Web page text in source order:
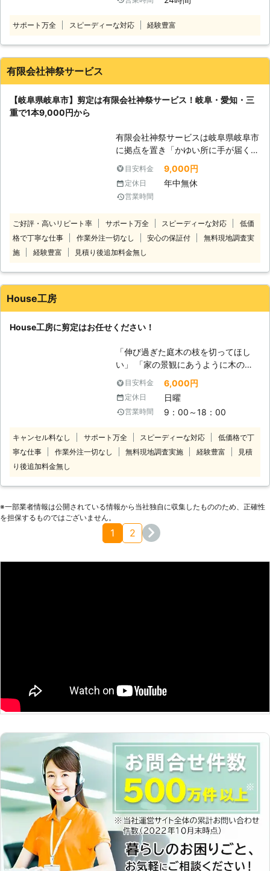
葉を散らすことのない常緑広葉樹。
これら木の種類によっては剪定をおこ
なう時期や剪定の仕方も変わってきま
す。 弊社では、プロならではの知識
でこれらの木の性質を見極め、効率よ
ご希望でしたら、庭木の剪定時期に関
するアドバイスなどもいたしますの
で、お庭の剪定で何かありましたら、
●しっかりとしたヒアリングでご希望
のお庭を提供！ お庭は近隣の方や通
行人の目に触れる場所ですので、常に
キレイにしておきたい箇所ですよね。
そのため、どこをどう剪定したいの
か、お客様が思い描くお庭の形がある
なお客様が思い描いているお庭に少し
でも近づけるよう、打ち合わせ時のヒ
アリングには力を入れております。
今までのお客様からのご依頼で培って
きた実績を活かし、見晴らしの良い美
しいお庭を提供いたしますので、弊社
ーンガーデン」は愛知県内を中心に営
業しております。 対応エリア内での
出張費は無料で対応していますので、
お庭の剪定をご希望でしたら弊社まで
ご相談ください。
県・三重県・滋賀県のお客様からの剪
作業につきましては、高い技術や知識
ご依頼しやすくなるよう、リーズナブ
おりますので、「剪定するついでに伐
採もお願いしたい」「庭にハチの巣が
あるから剪定する機会にハチ駆除も
お願いしたい」ともしお考えの際はそ
ちらもご利用ください。
サポート万全 スピーディーな対応 経験豊富
有限会社神祭サービス
【岐阜県岐阜市】剪定は有限会社神祭サービス！岐阜・愛知・三
重で1本9,000円から
有限会社神祭サービスは岐阜県岐阜市
に拠点を置き「かゆい所に手が届く」
気のきいた作業をしています。 「庭
木が大きく育ちすぎて自分で対処でき
ない」 「忙しく、剪定する時間をと
れなくて……」 このように剪定業者を
さい。 【剪定1本9,000円（税込）か
ら対応】 庭木の剪定は1本9,000円か
ら承っています。「剪定って高いイメ
て依頼するのに悩む」というお客様で
料の現地調査も実施しているため、現
地で植木を確認してから見積もり料金
て、どんなお客様にも満足いただける
よう作業いたします。 【岐阜県・愛
知県・三重県まで最短即日駆けつ
け！】 拠点である岐阜県での対応は
もちろんのこと、近郊の愛知県や三重
県エリアまで出張駆けつけします。最
るので、お急ぎのときにもご連絡くだ
さい。 【剪定から枝の処分までお任
お客様のお手を煩わすことなく、剪定
のでご安心ください。 作業当日、お
仕事や用事があって立ち合いが出来な
目安料金 9,000円
定休日 年中無休
営業時間
ご好評・高いリピート率 サポート万全 スピーディーな対応
低価
格で丁寧な仕事
作業外注一切なし 安心の保証付
無料現地調査実
施
経験豊富 見積り後追加料金無し
House工房
House工房に剪定はお任せください！
「伸び過ぎた庭木の枝を切ってほし
い」 「家の景観にあうように木の形
を整えてほしい」 このように剪定を
プロに依頼したいのならHouse工房に
お任せください！この道30年以上の
ベテランスタッフが、お客様の大切な
業者に依頼する」という場合にも安心
いただけるよう、お客様に寄り添って
きには、経験豊富な当店にお任せくだ
さい。
目安料金 6,000円
定休日 日曜
営業時間 9：00～18：00
キャンセル料なし サポート万全 スピーディーな対応
低価格で丁
寧な仕事
作業外注一切なし 無料現地調査実施 経験豊富
見積
り後追加料金無し
※⼀部業者情報は公開されている情報から当社独⾃に収集したもののため、正確性
を担保するものではございません。
1 2